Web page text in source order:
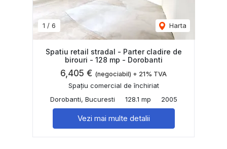
1 / 6 Harta
Spatiu retail stradal - Parter cladire de
birouri - 128 mp - Dorobanti
6,405 € (negociabil) + 21% TVA
Spațiu comercial de închiriat
Dorobanti, Bucuresti
128.1 mp 2005
Vezi mai multe detalii